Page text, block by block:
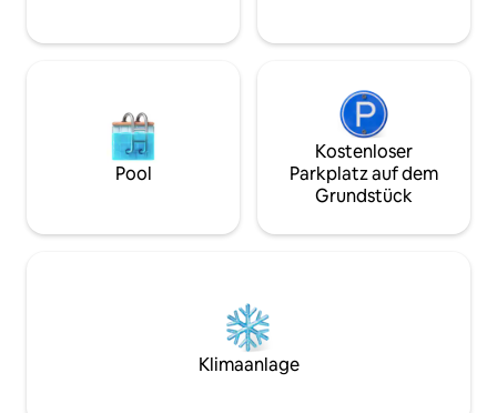
Zimmer mit 4 Einzelbetten (eines davon
gibt einen Wasserkocher und einen
Teller für die Wächter
Pool
Kostenloser
Parkplatz auf dem
Grundstück
Klimaanlage